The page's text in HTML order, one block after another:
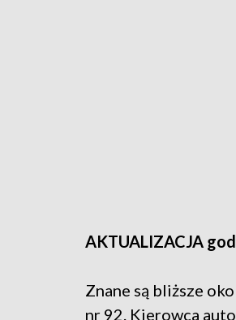
AKTUALIZACJA
Znane są bliższe
nr 92. Kierowca